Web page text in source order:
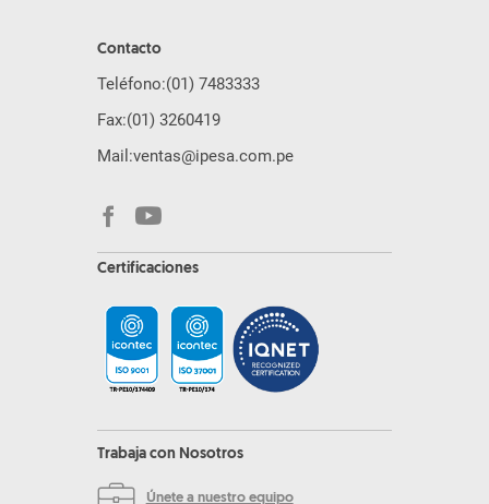
Contacto
Teléfono:(01) 7483333
Fax:(01) 3260419
Mail:ventas@ipesa.com.pe
Certificaciones
Trabaja con Nosotros
Únete a nuestro equipo